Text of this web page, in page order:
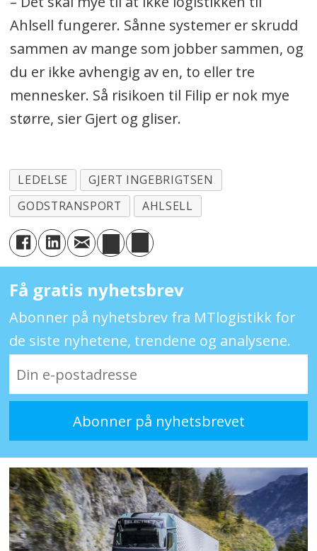
Ahlsell fungerer. Sånne systemer er skrudd
sammen av mange som jobber sammen, og
du er ikke avhengig av en, to eller tre
mennesker. Så risikoen til Filip er nok mye
større, sier Gjert og gliser.
LEDELSE
GJERT INGEBRIGTSEN
GODSTRANSPORT
AHLSELL
Få gratis nyhetsbrev
Abonner på nyhetsbrev fra MTlogistikk for
de siste nyhetene, trendene og analysene.